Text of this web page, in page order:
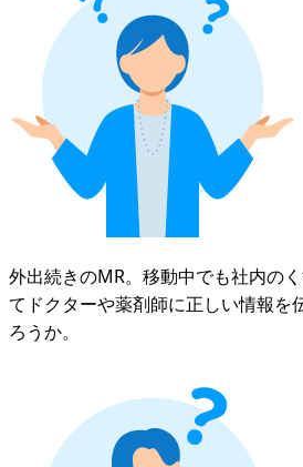
外出続きのMR。移動中でも社内の
てドクターや薬剤師に正しい情報を
ろうか。